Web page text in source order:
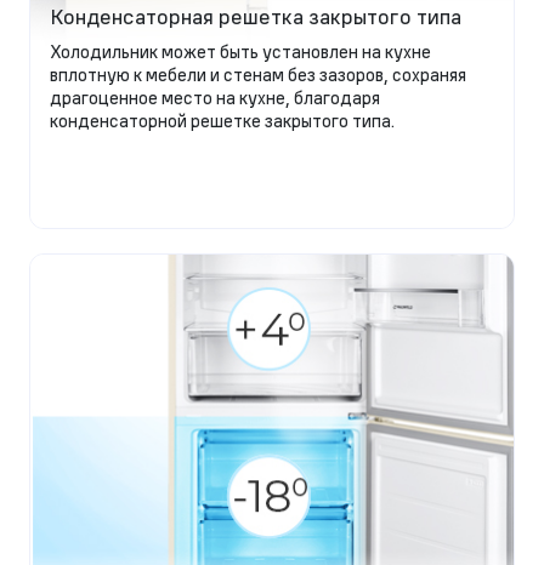
Конденсаторная решетка закрытого типа
Холодильник может быть установлен на кухне
вплотную к мебели и стенам без зазоров, сохраняя
драгоценное место на кухне, благодаря
конденсаторной решетке закрытого типа.